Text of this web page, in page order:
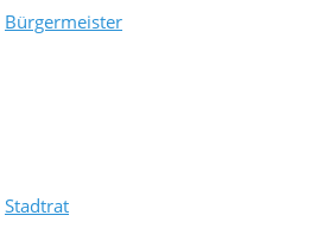
Bürgermeister
Stadtrat